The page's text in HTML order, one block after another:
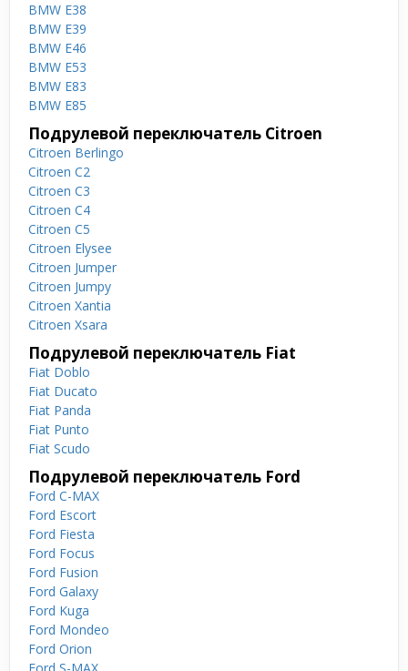
BMW E38
BMW E39
BMW E46
BMW E53
BMW E83
BMW E85
Подрулевой переключатель Citroen
Citroen Berlingo
Citroen C2
Citroen C3
Citroen C4
Citroen C5
Citroen Elysee
Citroen Jumper
Citroen Jumpy
Citroen Xantia
Citroen Xsara
Подрулевой переключатель Fiat
Fiat Doblo
Fiat Ducato
Fiat Panda
Fiat Punto
Fiat Scudo
Подрулевой переключатель Ford
Ford C-MAX
Ford Escort
Ford Fiesta
Ford Focus
Ford Fusion
Ford Galaxy
Ford Kuga
Ford Mondeo
Ford Orion